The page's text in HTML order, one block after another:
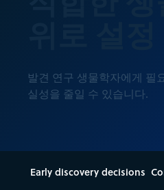
발견 연구 생물학자에게 필
실성을 줄일 수 있습니다.
Early discovery decisions